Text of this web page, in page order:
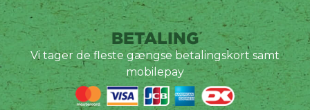
BETALING
Vi tager de fleste gængse betalingskort samt
mobilepay